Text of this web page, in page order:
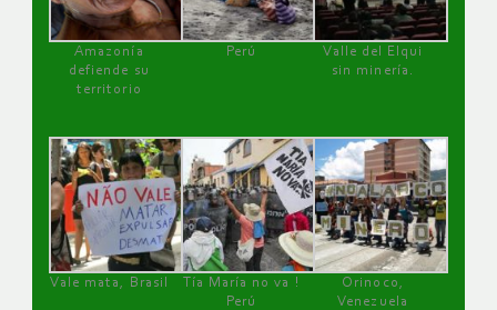
Amazonía
defiende su
territorio
Perú
Valle del Elqui
sin minería.
Vale mata, Brasil
Tía María no va !
Perú
Orinoco,
Venezuela